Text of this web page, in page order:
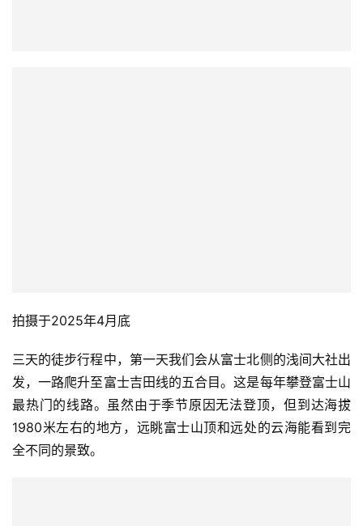
拍摄于2025年4月底
三天的徒步行程中，第一天我们会从富士北侧的浅间大社出
发，一路爬升至富士吉田线的五合目。这是每年攀登富士山
最热门的线路。虽然由于季节原因无法登顶，但到达海拔
1980米左右的地方，远眺富士山顶和远处的云海能看到完
全不同的景致。